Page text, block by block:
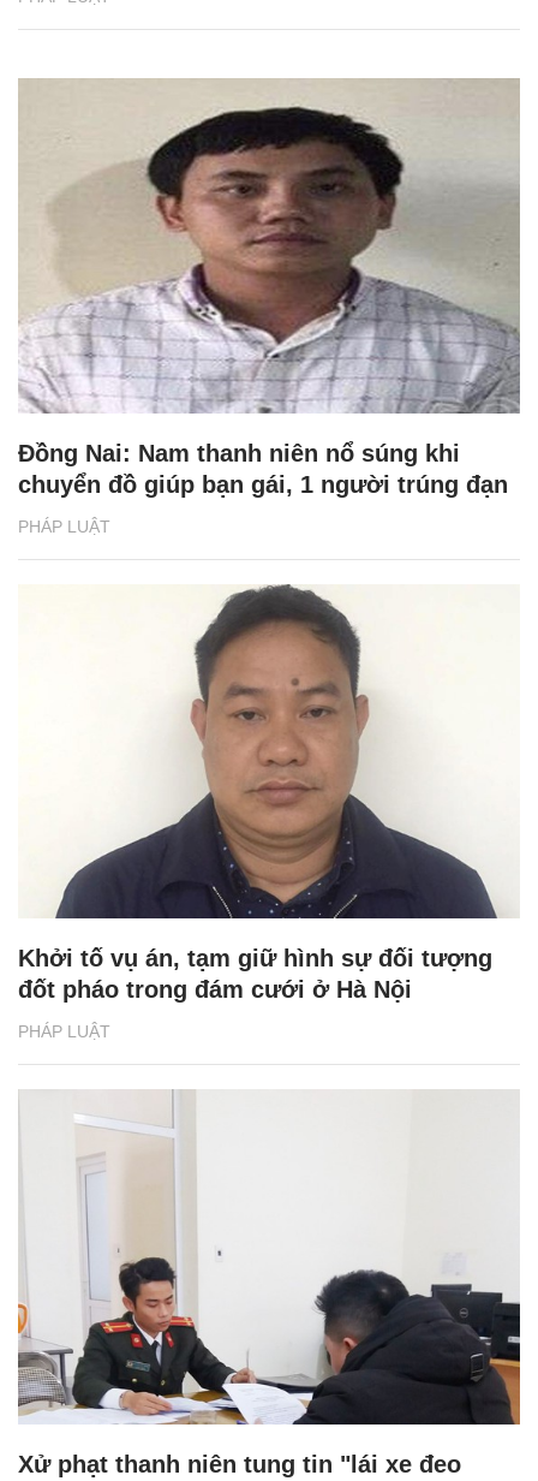
PHÁP LUẬT
Đồng Nai: Nam thanh niên nổ súng khi
chuyển đồ giúp bạn gái, 1 người trúng đạn
PHÁP LUẬT
Khởi tố vụ án, tạm giữ hình sự đối tượng
đốt pháo trong đám cưới ở Hà Nội
Xử phạt thanh niên tung tin "lái xe đeo